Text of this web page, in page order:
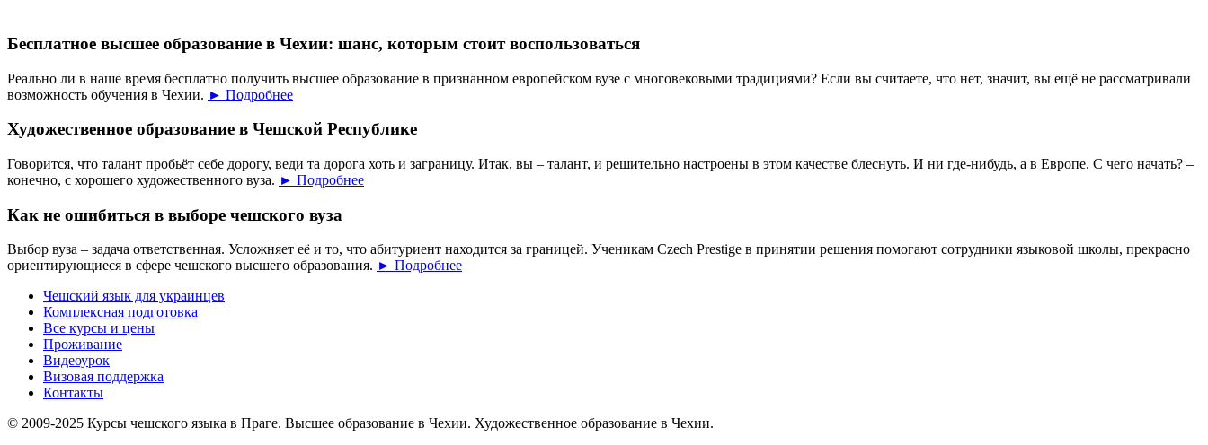
Бесплатное высшее образование в Чехии: шанс, которым стоит воспользоваться
Реально ли в наше время бесплатно получить высшее образование в признанном европейском вузе с многовековыми традициями? Если вы считаете, что нет, значит, вы ещё не рассматривали
возможность обучения в Чехии. ► Подробнее
Художественное образование в Чешской Республике
Говорится, что талант пробьёт себе дорогу, веди та дорога хоть и заграницу. Итак, вы – талант, и решительно настроены в этом качестве блеснуть. И ни где-нибудь, а в Европе. С чего начать? –
конечно, с хорошего художественного вуза. ► Подробнее
Как не ошибиться в выборе чешского вуза
Выбор вуза – задача ответственная. Усложняет её и то, что абитуриент находится за границей. Ученикам Czech Prestige в принятии решения помогают сотрудники языковой школы, прекрасно
ориентирующиеся в сфере чешского высшего образования. ► Подробнее
Чешский язык для украинцев
Комплексная подготовка
Все курсы и цены
Проживание
Видеоурок
Визовая поддержка
Контакты
© 2009-2025 Курсы чешского языка в Праге. Высшее образование в Чехии. Художественное образование в Чехии.